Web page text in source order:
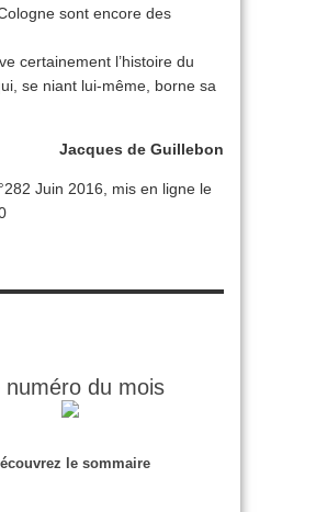
sont encore des
certainement l’histoire du
se niant lui-même, borne sa
Jacques de Guillebon
Juin 2016, mis en ligne le
numéro du mois
le sommaire